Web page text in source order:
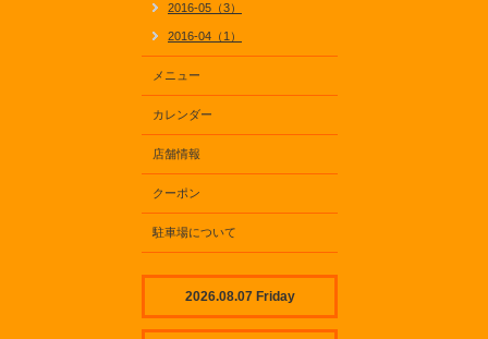
2016-05（3）
2016-04（1）
メニュー
カレンダー
店舗情報
クーポン
駐車場について
2026.08.07 Friday